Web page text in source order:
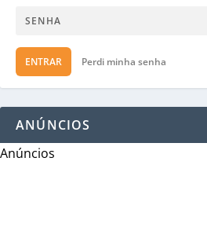
ENTRAR Perdi minha senha
ANÚNCIOS
Anúncios